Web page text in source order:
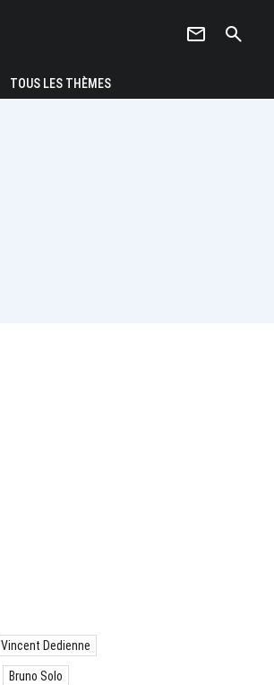
newsletter search
TOUS LES THÈMES
Vincent Dedienne
Bruno Solo